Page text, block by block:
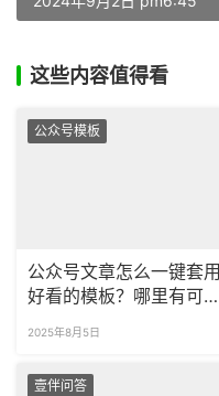
这些内容值得看
公众号模板
公众号文章怎么一键套用
好看的模板？哪里有可商
2025年8月5日
壹伴问答